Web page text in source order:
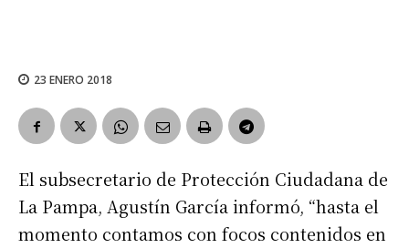
23 ENERO 2018
El subsecretario de Protección Ciudadana de
La Pampa, Agustín García informó, “hasta el
momento contamos con focos contenidos en